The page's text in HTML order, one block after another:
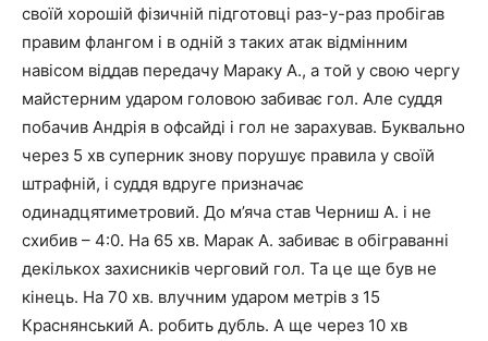
своїй хорошій фізичній підготовці раз-у-раз пробігав
правим флангом і в одній з таких атак відмінним
навісом віддав передачу Мараку А., а той у свою чергу
майстерним ударом головою забиває гол. Але суддя
побачив Андрія в офсайді і гол не зарахував. Буквально
через 5 хв суперник знову порушує правила у своїй
штрафній, і суддя вдруге призначає
одинадцятиметровий. До м’яча став Черниш А. і не
схибив – 4:0. На 65 хв. Марак А. забиває в обіграванні
декількох захисників черговий гол. Та це ще був не
кінець. На 70 хв. влучним ударом метрів з 15
Краснянський А. робить дубль. А ще через 10 хв